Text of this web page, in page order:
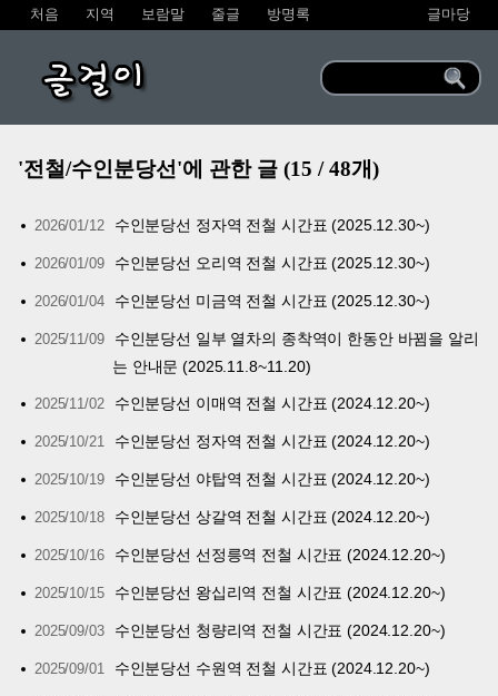
처음 지역 보람말 줄글 방명록 글마당
글걸이
'전철/수인분당선'에 관한 글 (15 / 48개)
2026/01/12 수인분당선 정자역 전철 시간표 (2025.12.30~)
2026/01/09 수인분당선 오리역 전철 시간표 (2025.12.30~)
2026/01/04 수인분당선 미금역 전철 시간표 (2025.12.30~)
2025/11/09
수인분당선 일부 열차의 종착역이 한동안 바뀜을 알리
는 안내문 (2025.11.8~11.20)
2025/11/02 수인분당선 이매역 전철 시간표 (2024.12.20~)
2025/10/21 수인분당선 정자역 전철 시간표 (2024.12.20~)
2025/10/19 수인분당선 야탑역 전철 시간표 (2024.12.20~)
2025/10/18 수인분당선 상갈역 전철 시간표 (2024.12.20~)
2025/10/16 수인분당선 선정릉역 전철 시간표 (2024.12.20~)
2025/10/15 수인분당선 왕십리역 전철 시간표 (2024.12.20~)
2025/09/03 수인분당선 청량리역 전철 시간표 (2024.12.20~)
2025/09/01 수인분당선 수원역 전철 시간표 (2024.12.20~)